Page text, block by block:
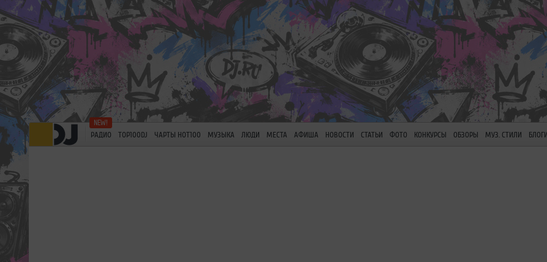
РАДИО TOP100DJ ЧАРТЫ HOT100 МУЗЫКА ЛЮДИ МЕСТА АФИША НОВОСТИ СТАТЬИ ФОТО КОНКУРСЫ ОБЗОРЫ МУЗ. СТИЛИ БЛОГИ